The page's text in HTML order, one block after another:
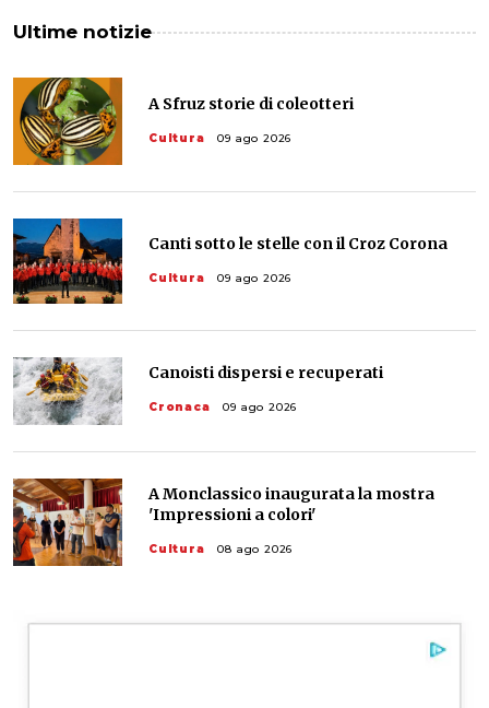
Ultime notizie
A Sfruz storie di coleotteri
Cultura 09 ago 2026
Canti sotto le stelle con il Croz Corona
Cultura 09 ago 2026
Canoisti dispersi e recuperati
Cronaca 09 ago 2026
A Monclassico inaugurata la mostra
'Impressioni a colori'
Cultura 08 ago 2026